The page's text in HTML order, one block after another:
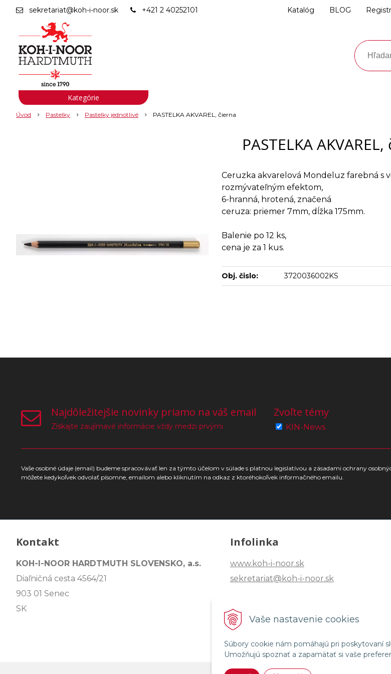
Vaše nastavenie cookies
Súbory cookie nám pomáhajú pri poskytovaní
Umožňujú spoznať a zapamätať si vaše
sekretariat@koh-i-noor.sk +421 2 40252101 Katalóg BLOG
Úvod Pastelky Pastelky jednotlivé PASTELKA AKVAREL, čierna
PASTELKA
Ceruzka akvarelová Mondeluz farebná s
rozmývateľným efektom,
6-hranná, hrotená, značená
ceruza: priemer 7mm, dĺžka 175mm.
Balenie po 12 ks,
cena je za 1 kus.
Obj. čislo: 3720036002KS
Kategórie
Najdôležitejšie novinky priamo na váš email
Získajte zaujímavé informácie vždy medzi prvými
Zvoľte témy
KIN-News
Vaše osobné údaje (email) budeme spracovávať len za týmto účelom v súlade s platnou legislatívou a zásadami ochrany
môžete kedykoľvek odvolať písomne, emailom alebo kliknutím na odkaz z ktoréhokoľvek informačného emailu.
Kontakt
KOH-I-NOOR HARDTMUTH SLOVENSKO, a.s.
Diaľničná cesta 4564/21
903 01 Senec
SK
Infolinka
www.koh-i-noor.sk
sekretariat@koh-i-noor.sk
Tel: +421 2 40252101
Fax: +421 2 44872870